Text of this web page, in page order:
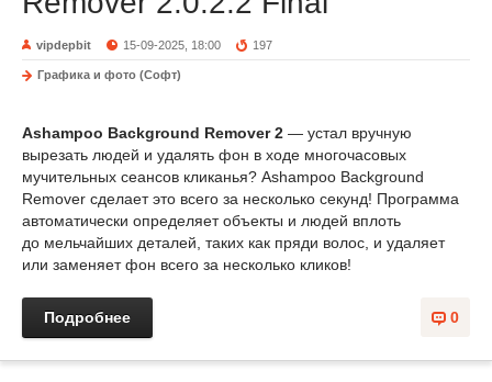
vipdepbit 15-09-2025, 18:00 197
Графика и фото (Софт)
Ashampoo Background Remover 2 — устал вручную
вырезать людей и удалять фон в ходе многочасовых
мучительных сеансов кликанья? Ashampoo Background
Remover сделает это всего за несколько секунд! Программа
автоматически определяет объекты и людей вплоть
до мельчайших деталей, таких как пряди волос, и удаляет
или заменяет фон всего за несколько кликов!
0
Подробнее